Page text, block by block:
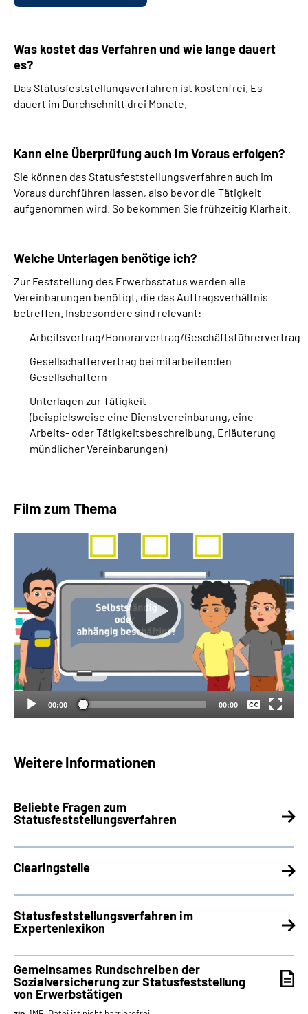
Was kostet das Verfahren und wie lange dauert
es?
Das Statusfeststellungsverfahren ist kostenfrei. Es
dauert im Durchschnitt drei Monate.
Kann eine Überprüfung auch im Voraus erfolgen?
Sie können das Statusfeststellungsverfahren auch im
Voraus durchführen lassen, also bevor die Tätigkeit
aufgenommen wird. So bekommen Sie frühzeitig Klarheit.
Welche Unterlagen benötige ich?
Zur Feststellung des Erwerbsstatus werden alle
Vereinbarungen benötigt, die das Auftragsverhältnis
betreffen. Insbesondere sind relevant:
Arbeitsvertrag/Honorarvertrag/Geschäftsführervertrag
Gesellschaftervertrag bei mitarbeitenden
Gesellschaftern
Unterlagen zur Tätigkeit
(beispielsweise eine Dienstvereinbarung, eine
Arbeits- oder Tätigkeitsbeschreibung, Erläuterung
mündlicher Vereinbarungen)
Film zum Thema
00:00 00:00
Keine
Deutsch
Weitere Informationen
Beliebte Fragen zum
Statusfeststellungsverfahren
Clearingstelle
Statusfeststellungsverfahren im
Expertenlexikon
Gemeinsames Rundschreiben der
Sozialversicherung zur Statusfeststellung
von Erwerbstätigen